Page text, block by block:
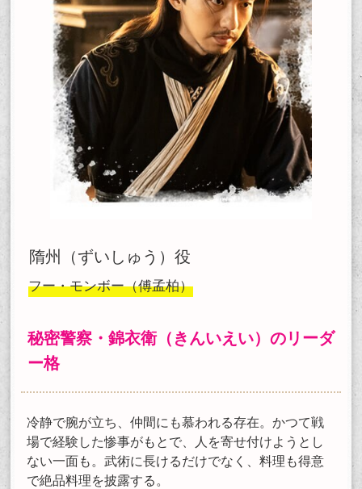
隋州（ずいしゅう）役
フー・モンボー（傅孟柏）
秘密警察・錦衣衛（きんいえい）のリーダ
ー格
冷静で腕が立ち、仲間にも慕われる存在。かつて戦
場で経験した惨事がもとで、人を寄せ付けようとし
ない一面も。武術に長けるだけでなく、料理も得意
で絶品料理を披露する。